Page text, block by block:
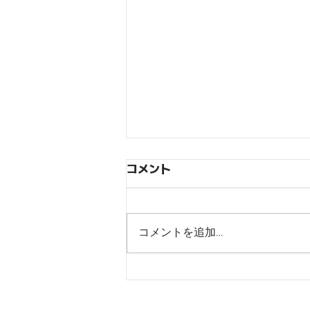
【ジョジョの奇妙な冒険オラ
コメント
コメントを追加…